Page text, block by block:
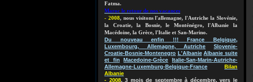
Fatma.
Maroc le retour de nos vacances
- 2008, nous visitons l'allemagne, l'Autriche la Slovénie,
la Croatie, la Bosnie, le Monténégro, l'Albanie la
Macédoine, la Grèce, l'Italie et San-Marino.
Du nouveau enfin !!! France Belgique,
Luxembourg, Allemagne, Autriche
Slovenie-
Croatie-Bosnie-Montenegro L'Albanie Albanie suite
et fin
Macedoine-Grèce
Italie-San-Marin-Autriche-
Allemagne-Luxemburg-Belgique-France
Bilan
Albanie
- 2008, 3 mois de septembre à décembre, vers le